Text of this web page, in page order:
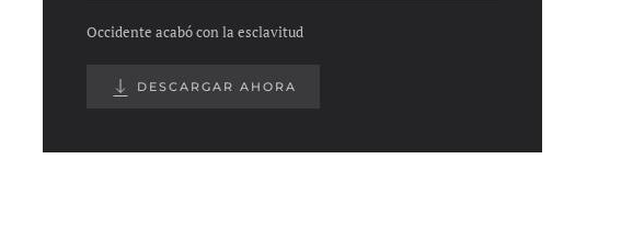
Occidente acabó con la esclavitud
DESCARGAR AHORA